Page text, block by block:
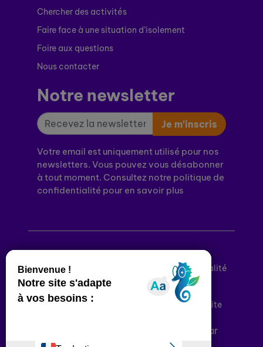
Chercher des activités
Faire face à une situation d’isolement
Foire aux questions
Nous contacter
Notre newsletter
Je m’inscris
Votre email est uniquement utilisé pour nos
newsletters. Vous pouvez vous désabonner
à tout moment. Consultez notre politique de
confidentialité pour en savoir plus
Mentions légales
Politique de confidentialité
Conditions générales d’utilisation
Déclaration d’accessibilité
Plan du site
Plateforme développée en France par